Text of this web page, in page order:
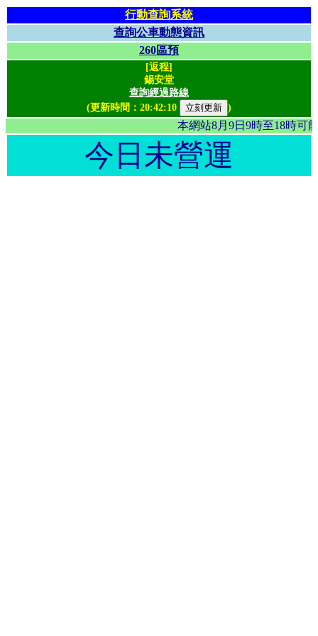
行動查詢系統
查詢公車動態資訊
260區預
[返程]
錫安堂
查詢經過路線
(更新時間： 20:42:10 )
本網站8月9日9時至18
今日未營運